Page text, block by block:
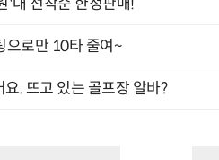
대 선착순 한정판매!
로만 10타 줄여~
. 뜨고 있는 골프장 알바?